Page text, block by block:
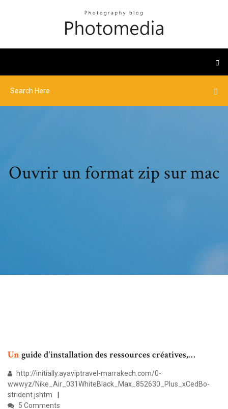
Ouvrir un format zip sur mac
Unguide d'installation des ressources créatives,…
http://initially.ayaviptravel-marrakech.com/0-
wwwyz/Nike_Air_031WhiteBlack_Max_852630_Plus_xCedBo-
strident.jshtm
5 Comments